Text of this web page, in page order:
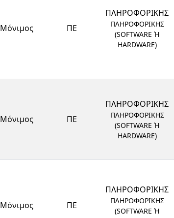
Μόνιμος ΠΕ
ΠΛΗΡΟΦΟΡΙΚΗΣ
ΠΛΗΡΟΦΟΡΙΚΗΣ
(SOFTWARE Ή
HARDWARE)
Μόνιμος ΠΕ
ΠΛΗΡΟΦΟΡΙΚΗΣ
ΠΛΗΡΟΦΟΡΙΚΗΣ
(SOFTWARE Ή
HARDWARE)
Μόνιμος ΠΕ
ΠΛΗΡΟΦΟΡΙΚΗΣ
ΠΛΗΡΟΦΟΡΙΚΗΣ
(SOFTWARE Ή